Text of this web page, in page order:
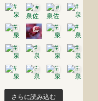
さらに読み込む